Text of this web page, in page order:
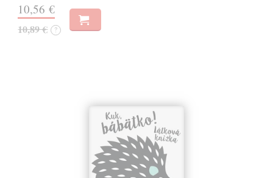
10,56 €
10,89 € ?